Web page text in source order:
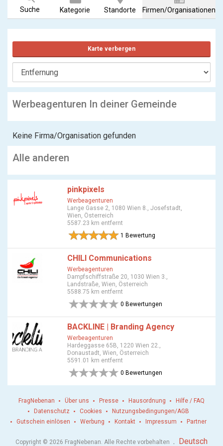
Suche Kategorie Standorte Firmen/Organisationen
Karte verbergen
Werbeagenturen In deiner Gemeinde
Keine Firma/Organisation gefunden
Alle anderen
pinkpixels
Werbeagenturen
Lange Gasse 2, 1080 Wien 8., Josefstadt,
Wien, Österreich
5587.23 km entfernt
1 Bewertung
CHILI Communications
Werbeagenturen
Dampfschiffstraße 20, 1030 Wien 3.,
Landstraße, Wien, Österreich
5588.75 km entfernt
0 Bewertungen
BACKLINE | Branding Agency
Werbeagenturen
Hardeggasse 65B, 1220 Wien 22.,
Donaustadt, Wien, Österreich
5591.01 km entfernt
0 Bewertungen
FragNebenan Über uns Presse Hausordnung
Hilfe / FAQ
Datenschutz
Cookies
Nutzungsbedingungen/AGB
Gutschein einlösen
Werbung Kontakt Impressum Partner
Copyright © 2026 FragNebenan. Alle Rechte vorbehalten . Deutsch